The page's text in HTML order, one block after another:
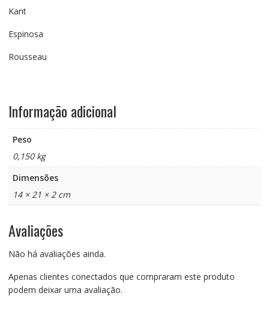
Kant
Espinosa
Rousseau
Informação adicional
Peso
0,150 kg
Dimensões
14 × 21 × 2 cm
Avaliações
Não há avaliações ainda.
Apenas clientes conectados que compraram este produto
podem deixar uma avaliação.